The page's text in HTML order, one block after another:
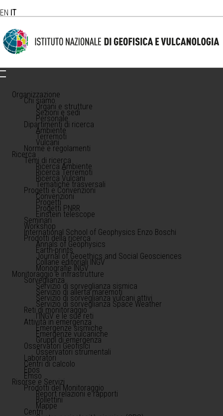
EN IT
Organizzazione
Chi siamo
Organi e strutture
Sezioni e sedi
Personale
Dipartimenti di ricerca
Ambiente
Terremoti
Vulcani
Norme e regolamenti
Ricerca
Temi di ricerca
Ricerca Ambiente
Ricerca Terremoti
Ricerca Vulcani
Tematiche trasversali
Progetti e Convenzioni
Convenzioni
Progetti
Progetti PNRR
Einstein telescope
Seminari
Workshop
International School of Geophysics Enzo Boschi
Prodotti della ricerca
Annals of Geophysics
Earth-prints
Journal of Geoethics and Social Geosciences
Collane editoriali INGV
Monografie INGV
Monitoraggio e infrastrutture
Sorveglianza
Servizio di sorveglianza sismica
Servizio di allerta maremoti
Servizio di sorveglianza vulcani attivi
Servizio di sorveglianza Space Weather
Reti di monitoraggio
l'INGV e le sue reti
Attività in emergenza
Emergenze sismiche
Emergenze vulcaniche
Gruppi di emergenza
Osservatori Geofisici
Osservatori strumentali
Laboratori
Centri di calcolo
Epos
Emso
Risorse e Servizi
Prodotti del Monitoraggio
Report relazioni e rapporti
Bollettini
Mappe
Centri